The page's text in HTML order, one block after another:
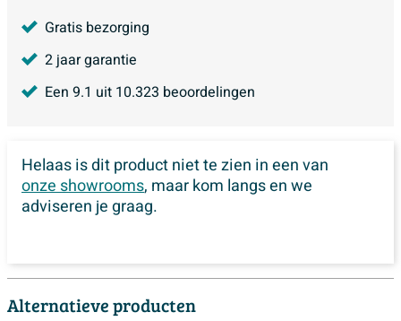
Gratis bezorging
2 jaar garantie
Een 9.1 uit 10.323 beoordelingen
Helaas is dit product niet te zien in een van
onze showrooms, maar kom langs en we
adviseren je graag.
Alternatieve producten